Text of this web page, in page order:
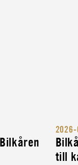
till